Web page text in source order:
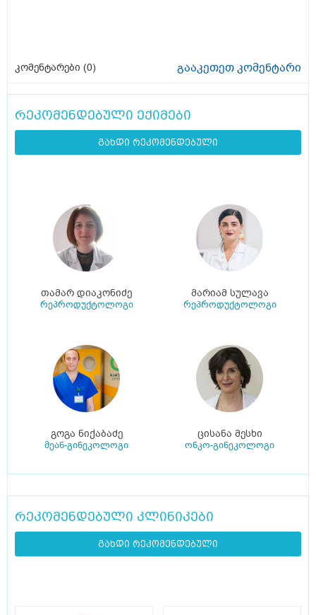
კომენტარები (0) გააკეთეთ კომენტარი
რეკომენდებული ექიმები
გახდი რეკომენდებული
თამარ დიაკონიძე
რეპროდუქტოლოგი
მარიამ სულავა
რეპროდუქტოლოგი
გოგა ნიქაბაძე
მეან-გინეკოლოგი
ცისანა მესხი
ონკო-გინეკოლოგი
რეკომენდებული კლინიკები
გახდი რეკომენდებული